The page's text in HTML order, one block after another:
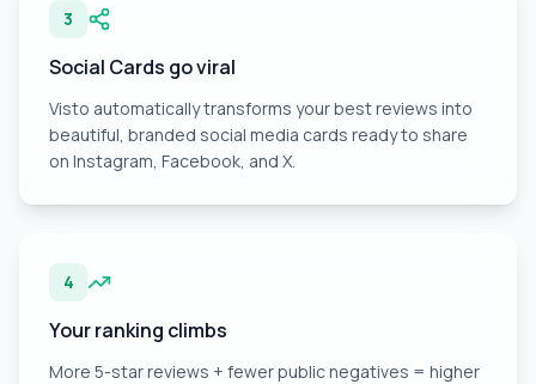
3
Social Cards go viral
Visto automatically transforms your best reviews into
beautiful, branded social media cards ready to share
on Instagram, Facebook, and X.
4
Your ranking climbs
More 5-star reviews + fewer public negatives = higher